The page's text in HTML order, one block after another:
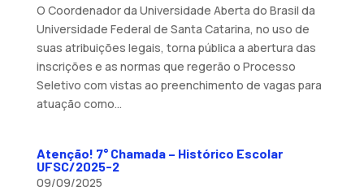
O Coordenador da Universidade Aberta do Brasil da
Universidade Federal de Santa Catarina, no uso de
suas atribuições legais, torna pública a abertura das
inscrições e as normas que regerão o Processo
Seletivo com vistas ao preenchimento de vagas para
atuação como...
Atenção! 7° Chamada – Histórico Escolar
UFSC/2025-2
09/09/2025